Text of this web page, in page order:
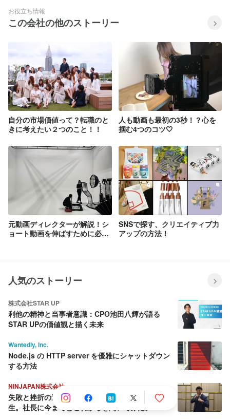
お役立ち情報
この会社の他のストーリー
自分の市場価値って？転職のと
きに考えたい２つのこと！！
人も動画も最初の3秒！？心を
掴む4つのコツ🤍
元動画ディレクターが解説！シ
ョート動画を伸ばすために必要
SNSで探す、クリエイティブ力
アップの方法！
人気のストーリー
株式会社STAR UP
利他の精神と当事者意識：CPO池田八輝が語る
STAR UPの価値観と描く未来
Wantedly, Inc.
Node.js の HTTP server を優雅にシャットダウン
する方法
NINJAPAN株式会社
失敗と挫折の連続から這い上がり続ける壮絶な人
生。社長に今までとこれからを聞いてみた。